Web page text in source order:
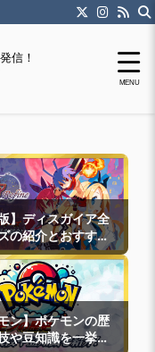
信！
】ディスガイア全
の紹介とおすすめ
ン】ポケモンの歴
や豆知識を一挙紹